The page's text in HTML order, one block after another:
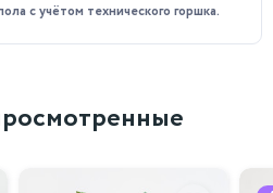
от вредных веществ, делая
здоровым и свежим.
яркий, но рассеянный свет.
но не чрезмерным, чтобы
поэтому рекомендуется
с учётом технического горшка.